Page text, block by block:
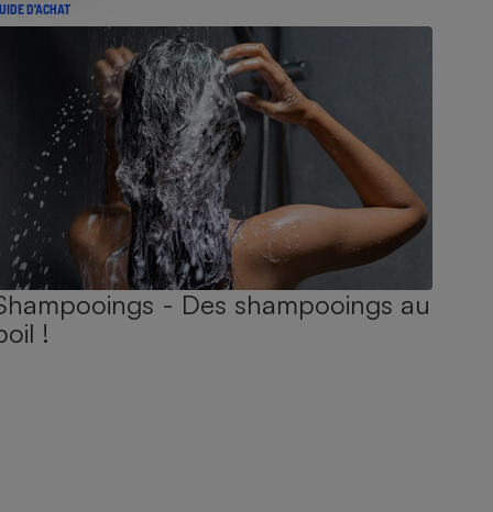
D'ACHAT
- Des shampooings au
!